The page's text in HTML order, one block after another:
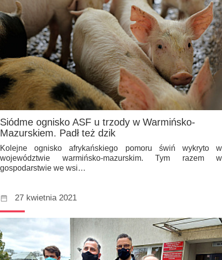
Siódme ognisko ASF u trzody w Warmińsko-
Mazurskiem. Padł też dzik
Kolejne ognisko afrykańskiego pomoru świń wykryto w
województwie warmińsko-mazurskim. Tym razem w
gospodarstwie we wsi…
27 kwietnia 2021